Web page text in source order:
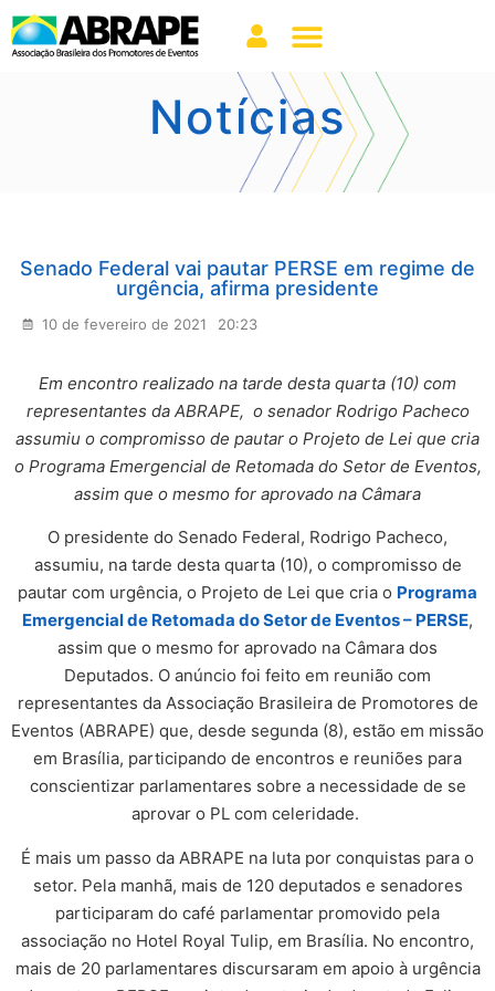
Notícias
Senado Federal vai pautar PERSE em regime de
urgência, afirma presidente
10 de fevereiro de 2021 20:23
Em encontro realizado na tarde desta quarta (10) com
representantes da ABRAPE, o senador Rodrigo Pacheco
assumiu o compromisso de pautar o Projeto de Lei que cria
o Programa Emergencial de Retomada do Setor de Eventos,
assim que o mesmo for aprovado na Câmara
O presidente do Senado Federal, Rodrigo Pacheco,
assumiu, na tarde desta quarta (10), o compromisso de
pautar com urgência, o Projeto de Lei que cria o Programa
Emergencial de Retomada do Setor de Eventos – PERSE,
assim que o mesmo for aprovado na Câmara dos
Deputados. O anúncio foi feito em reunião com
representantes da Associação Brasileira de Promotores de
Eventos (ABRAPE) que, desde segunda (8), estão em missão
em Brasília, participando de encontros e reuniões para
conscientizar parlamentares sobre a necessidade de se
aprovar o PL com celeridade.
É mais um passo da ABRAPE na luta por conquistas para o
setor. Pela manhã, mais de 120 deputados e senadores
participaram do café parlamentar promovido pela
associação no Hotel Royal Tulip, em Brasília. No encontro,
mais de 20 parlamentares discursaram em apoio à urgência